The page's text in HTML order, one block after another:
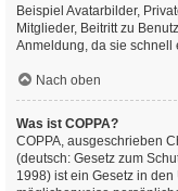
Beispiel Avatarbilder,
Mitglieder, Beitritt zu
Anmeldung, da sie schnell
Nach oben
Was ist COPPA?
COPPA, ausgeschrieben
(deutsch: Gesetz zum
1998) ist ein Gesetz in